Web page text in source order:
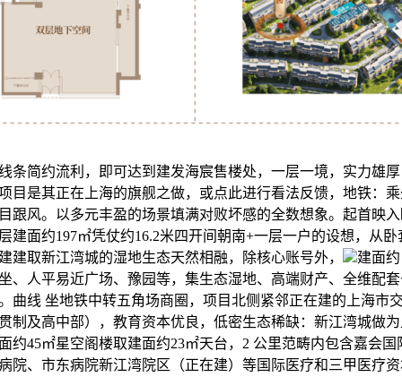
条简约流利，即可达到建发海宸售楼处，一层一境，实力雄
目是其正在上海的旗舰之做，或点此进行看法反馈，地铁：
跟风。以多元丰盈的场景填满对败坏感的全数想象。起首映
建面约197㎡凭仗约16.2米四开间朝南+一层一户的设想，从
建取新江湾城的湿地生态天然相融，除核心账号外，
建面
、人平易近广场、豫园等，集生态湿地、高端财产、全维配
曲线 坐地铁中转五角场商圈，项目北侧紧邻正在建的上海市
制及高中部），教育资本优良，低密生态稀缺：新江湾城做
约45㎡星空阁楼取建面约23㎡天台，2 公里范畴内包含嘉会
院、市东病院新江湾院区（正在建）等国际医疗和三甲医疗